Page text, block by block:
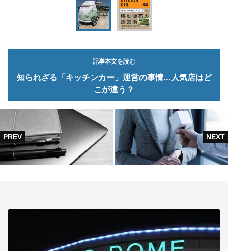
記事本文を読む
知られざる「キッチンカー」運営の事情...人気店はど
こが違う？